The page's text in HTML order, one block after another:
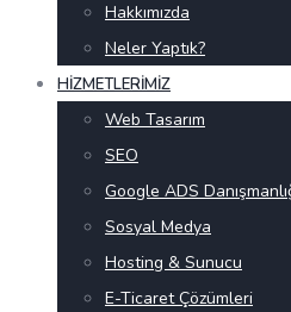
Hakkımızda
Neler Yaptık?
HIZMETLERIMIZ
Web Tasarım
SEO
Google ADS
Sosyal Medya
Hosting & Sunucu
E-Ticaret Çözümleri